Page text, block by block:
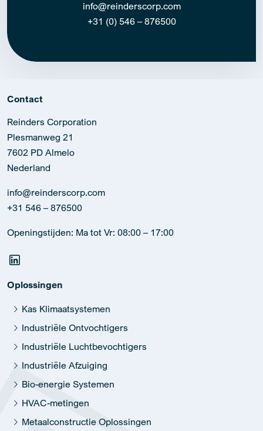
info@reinderscorp.com
+31 (0) 546 – 876500
Contact
Reinders Corporation
Plesmanweg 21
7602 PD Almelo
Nederland
info@reinderscorp.com
+31 546 – 876500
Openingstijden: Ma tot Vr: 08:00 – 17:00
Oplossingen
Kas Klimaatsystemen
Industriële Ontvochtigers
Industriële Luchtbevochtigers
Industriële Afzuiging
Bio-energie Systemen
HVAC-metingen
Metaalconstructie Oplossingen